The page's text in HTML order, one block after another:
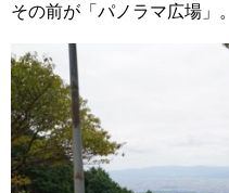
その前が「パノラマ広場」。